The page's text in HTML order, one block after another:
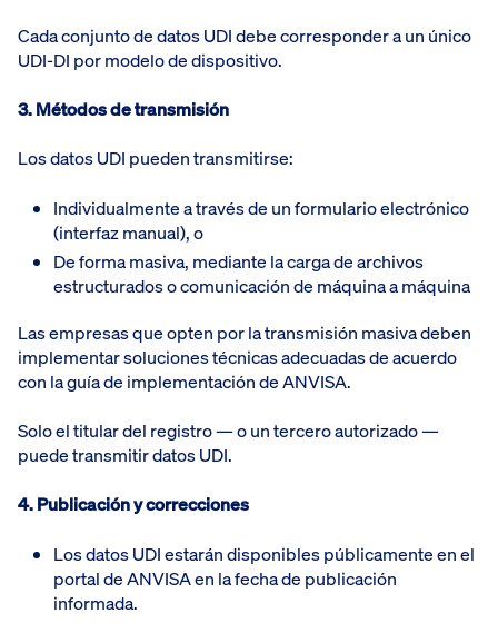
Cada conjunto de datos UDI debe corresponder a un único
UDI-DI por modelo de dispositivo.
3. Métodos de transmisión
Los datos UDI pueden transmitirse:
Individualmente a través de un formulario electrónico
(interfaz manual), o
De forma masiva, mediante la carga de archivos
estructurados o comunicación de máquina a máquina
Las empresas que opten por la transmisión masiva deben
implementar soluciones técnicas adecuadas de acuerdo
con la guía de implementación de ANVISA.
Solo el titular del registro — o un tercero autorizado —
puede transmitir datos UDI.
4. Publicación y correcciones
Los datos UDI estarán disponibles públicamente en el
portal de ANVISA en la fecha de publicación
informada.